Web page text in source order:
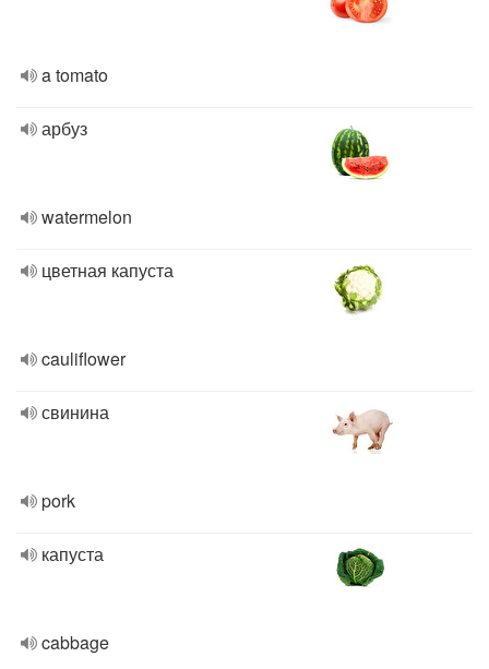
a tomato
арбуз
watermelon
цветная капуста
cauliflower
свинина
pork
капуста
cabbage